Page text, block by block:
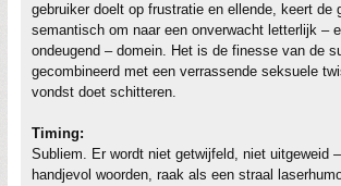
gebruiker doelt op frustratie en ellende, keert de
semantisch om naar een onverwacht letterlijk –
ondeugend – domein. Het is de finesse van de
gecombineerd met een verrassende seksuele
vondst doet schitteren.
Timing:
Subliem. Er wordt niet getwijfeld, niet uitgeweid
handjevol woorden, raak als een straal